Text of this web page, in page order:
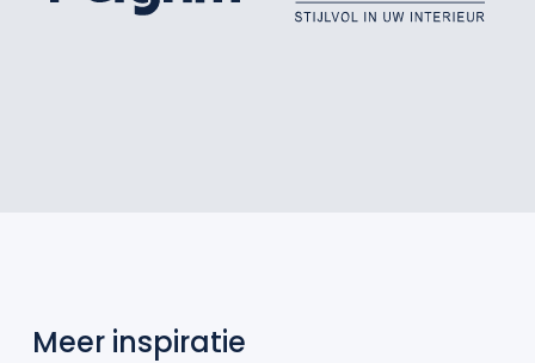
Meer inspiratie